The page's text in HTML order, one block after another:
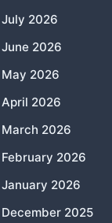
July 2026
June 2026
May 2026
April 2026
March 2026
February 2026
January 2026
December 2025